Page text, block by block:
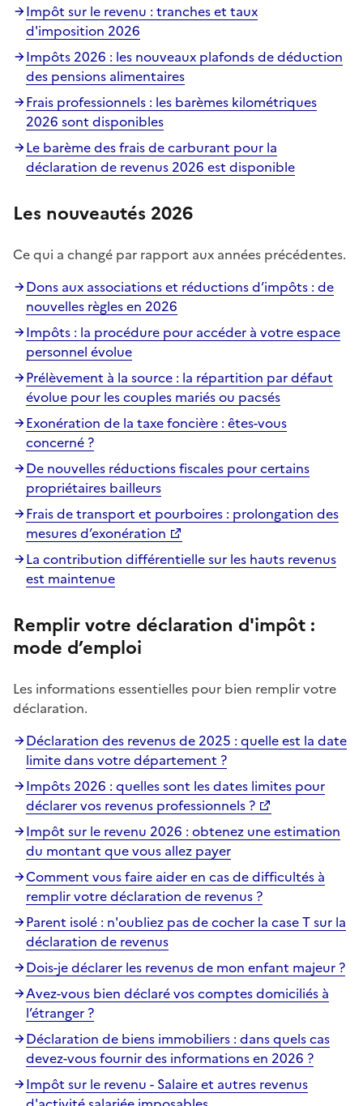
Impôt sur le revenu : tranches et taux
d'imposition 2026
Impôts 2026 : les nouveaux plafonds de déduction
des pensions alimentaires
Frais professionnels : les barèmes kilométriques
2026 sont disponibles
Le barème des frais de carburant pour la
déclaration de revenus 2026 est disponible
Les nouveautés 2026
Ce qui a changé par rapport aux années précédentes.
Dons aux associations et réductions d’impôts : de
nouvelles règles en 2026
Impôts : la procédure pour accéder à votre espace
personnel évolue
Prélèvement à la source : la répartition par défaut
évolue pour les couples mariés ou pacsés
Exonération de la taxe foncière : êtes-vous
concerné ?
De nouvelles réductions fiscales pour certains
propriétaires bailleurs
Frais de transport et pourboires : prolongation des
mesures d’exonération
La contribution différentielle sur les hauts revenus
est maintenue
Remplir votre déclaration d'impôt :
mode d’emploi
Les informations essentielles pour bien remplir votre
déclaration.
Déclaration des revenus de 2025 : quelle est la date
limite dans votre département ?
Impôts 2026 : quelles sont les dates limites pour
déclarer vos revenus professionnels ?
Impôt sur le revenu 2026 : obtenez une estimation
du montant que vous allez payer
Comment vous faire aider en cas de difficultés à
remplir votre déclaration de revenus ?
Parent isolé : n'oubliez pas de cocher la case T sur la
déclaration de revenus
Dois-je déclarer les revenus de mon enfant majeur ?
Avez-vous bien déclaré vos comptes domiciliés à
l’étranger ?
Déclaration de biens immobiliers : dans quels cas
devez-vous fournir des informations en 2026 ?
Impôt sur le revenu - Salaire et autres revenus